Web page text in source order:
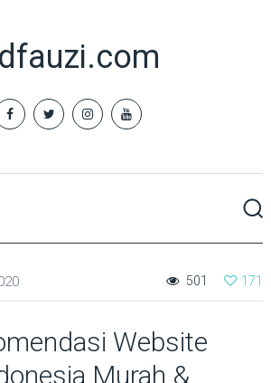
171
501
Website
Murah &